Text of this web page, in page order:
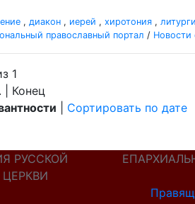
, диакон , иерей , хиротония ,
православный портал / Новости
1
| Конец
Сортировать по дате
РУССКОЙ